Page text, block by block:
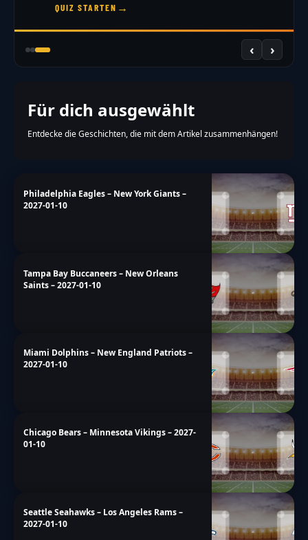
JETZT DRAFTEN
‹ ›
Für dich ausgewählt
Entdecke die Geschichten, die mit dem Artikel zusammenhängen!
Philadelphia Eagles – New York Giants –
2027-01-10
Tampa Bay Buccaneers – New Orleans
Saints – 2027-01-10
Miami Dolphins – New England Patriots –
2027-01-10
Chicago Bears – Minnesota Vikings – 2027-
01-10
Seattle Seahawks – Los Angeles Rams –
2027-01-10